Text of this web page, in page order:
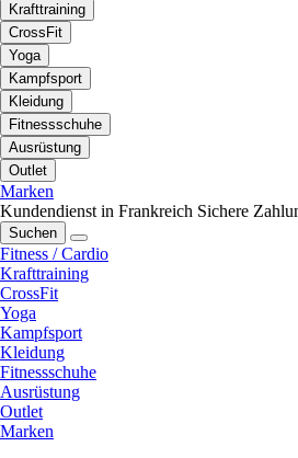
Krafttraining
CrossFit
Yoga
Kampfsport
Kleidung
Fitnessschuhe
Ausrüstung
Outlet
Marken
Kundendienst in Frankreich Sichere
Suchen
Fitness / Cardio
Krafttraining
CrossFit
Yoga
Kampfsport
Kleidung
Fitnessschuhe
Ausrüstung
Outlet
Marken